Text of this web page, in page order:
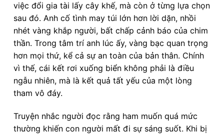
việc đổi gia tài lấy cây khế, mà còn ở từng lựa chọn
sau đó. Anh cố tình may túi lớn hơn lời dặn, nhồi
nhét vàng khắp người, bất chấp cảnh báo của chim
thần. Trong tâm trí anh lúc ấy, vàng bạc quan trọng
hơn mọi thứ, kể cả sự an toàn của bản thân. Chính
vì thế, cái kết rơi xuống biển không phải là điều
ngẫu nhiên, mà là kết quả tất yếu của một lòng
tham vô đáy.
Truyện nhắc người đọc rằng ham muốn quá mức
thường khiến con người mất đi sự sáng suốt. Khi bị